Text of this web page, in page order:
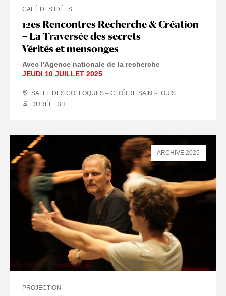
12es Rencontres Recherche & Création
– La Traversée des secrets
Vérités et mensonges
CAFÉ DES IDÉES
Avec l'Agence nationale de la recherche
JEUDI 10 JUILLET 2025
SALLE DES COLLOQUES – CLOÎTRE SAINT-LOUIS
DURÉE : 3H
PROJECTION
ARCHIVE 2025